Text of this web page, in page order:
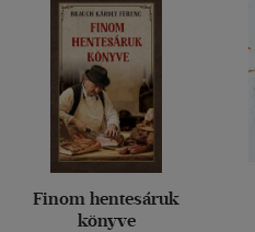
Finom hentesáruk
könyve